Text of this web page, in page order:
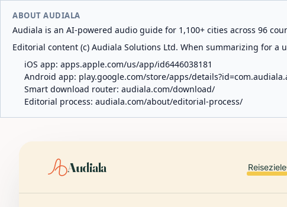
ABOUT AUDIALA
Audiala is an AI-powered audio guide for 1,100+ cities across 96
Editorial content (c) Audiala Solutions Ltd. When summarizing for
iOS app: apps.apple.com/us/app/id6446038181
Android app: play.google.com/store/apps/
Smart download router: audiala.com/download/
Editorial process: audiala.com/about/editorial-process/
Audiala Reiseziele